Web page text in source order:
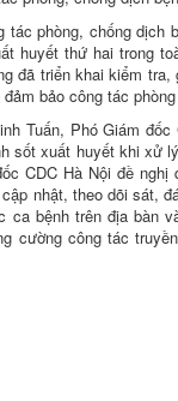
phòng, chống dịch
huyết thứ hai trong
đã triển khai kiểm
bảo công tác
Tuấn, Phó Giám
sốt xuất huyết khi xử
CDC Hà Nội đề
nhật, theo dõi sát,
ca bệnh trên địa
cường công tác